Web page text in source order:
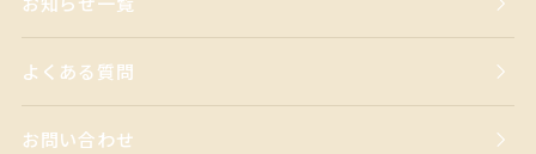
よくある質問
お問い合わせ